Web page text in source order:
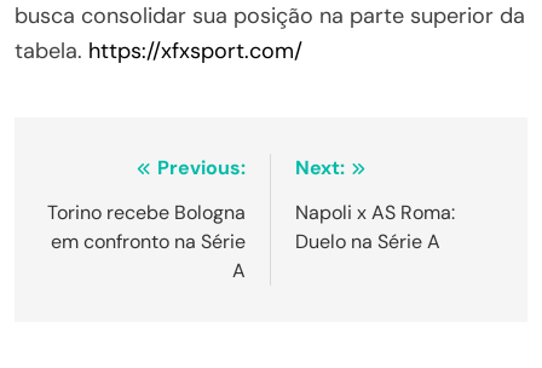
busca consolidar sua posição na parte superior da
tabela. https://xfxsport.com/
Navegação
de
Post
Previous:
Torino recebe Bologna
em confronto na Série
A
Next:
Napoli x AS Roma:
Duelo na Série A